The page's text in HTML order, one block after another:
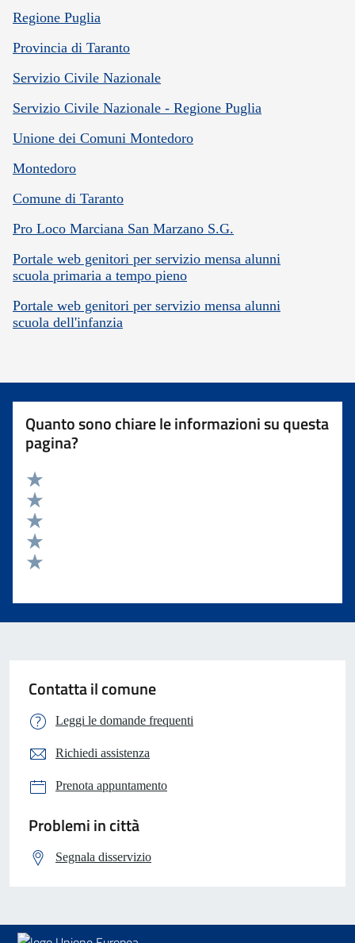
Regione Puglia
Provincia di Taranto
Servizio Civile Nazionale
Servizio Civile Nazionale - Regione Puglia
Unione dei Comuni Montedoro
Montedoro
Comune di Taranto
Pro Loco Marciana San Marzano S.G.
Portale web genitori per servizio mensa alunni
scuola primaria a tempo pieno
Portale web genitori per servizio mensa alunni
scuola dell'infanzia
Quanto sono chiare le informazioni su questa
pagina?
Valuta 5 stelle su 5
Valuta 4 stelle su 5
Valuta 3 stelle su 5
Valuta 2 stelle su 5
Contatta il comune
Leggi le domande frequenti
Richiedi assistenza
Prenota appuntamento
Problemi in città
Segnala disservizio